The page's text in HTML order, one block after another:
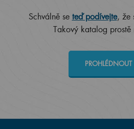
Schválně se teď podívejte, že
Takový katalog prostě
PROHLÉDNOUT